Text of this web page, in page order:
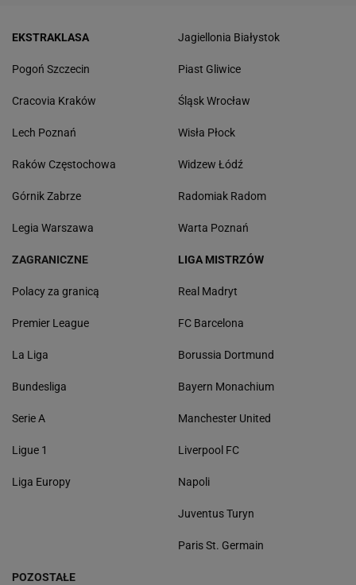
EKSTRAKLASA
Pogoń Szczecin
Cracovia Kraków
Lech Poznań
Raków Częstochowa
Górnik Zabrze
Legia Warszawa
Jagiellonia Białystok
Piast Gliwice
Śląsk Wrocław
Wisła Płock
Widzew Łódź
Radomiak Radom
Warta Poznań
ZAGRANICZNE
Polacy za granicą
Premier League
La Liga
Bundesliga
Serie A
Ligue 1
Liga Europy
LIGA MISTRZÓW
Real Madryt
FC Barcelona
Borussia Dortmund
Bayern Monachium
Manchester United
Liverpool FC
Napoli
Juventus Turyn
Paris St. Germain
POZOSTAŁE